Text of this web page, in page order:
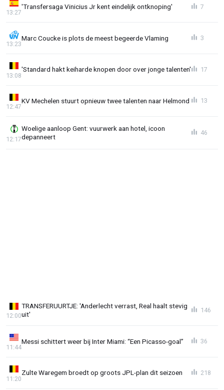
'Transfersaga Vinicius Jr kent eindelijk ontknoping'
13:27
7
Marc Coucke is plots de meest begeerde Vlaming
13:23
3
'Standard hakt keiharde knopen door over jonge talenten'
13:08
17
KV Mechelen stuurt opnieuw twee talenten naar Helmond
12:47
13
Woelige aanloop Gent: vuurwerk aan hotel, icoon
depanneert
12:17
46
TRANSFERUURTJE: 'Anderlecht verrast, Real haalt stevig
uit'
12:00
146
Messi schittert weer bij Inter Miami: “Een Picasso-goal”
11:44
36
Zulte Waregem broedt op groots JPL-plan dit seizoen
11:20
218